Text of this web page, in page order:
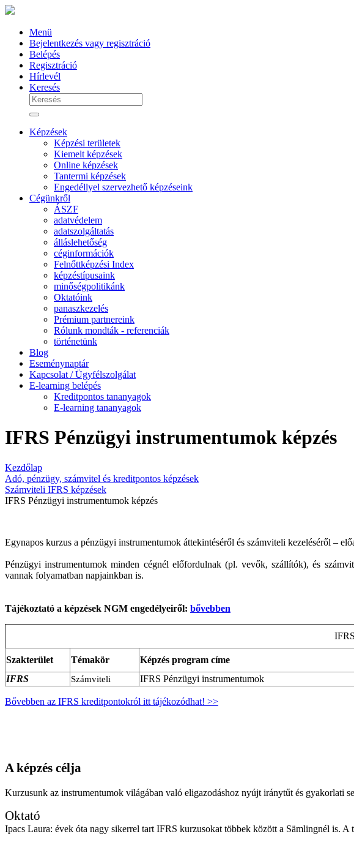
Menü
Bejelentkezés vagy regisztráció
Belépés
Regisztráció
Hírlevél
Keresés
Képzések
Képzési területek
Kiemelt képzések
Online képzések
Tantermi képzések
Engedéllyel szervezhető képzéseink
Cégünkről
ÁSZF
adatvédelem
adatszolgáltatás
álláslehetőség
céginformációk
Felnőttképzési Index
képzéstípusaink
minőségpolitikánk
Oktatóink
panaszkezelés
Prémium partnereink
Rólunk mondták - referenciák
történetünk
Blog
Eseménynaptár
Kapcsolat / Ügyfélszolgálat
E-learning belépés
Kreditpontos tananyagok
E-learning tananyagok
IFRS Pénzügyi instrumentumok képzés
Kezdőlap
Adó, pénzügy, számvitel és kreditpontos képzések
Számviteli IFRS képzések
IFRS Pénzügyi instrumentumok képzés
Egynapos kurzus a pénzügyi instrumentumok áttekintéséről és számviteli kezeléséről –
Pénzügyi instrumentumok minden cégnél előfordulnak (pl. vevők, szállítók), és
vannak folyamatban napjainkban is.
Tájékoztató a képzések NGM engedélyeiről: bővebben
Szakterület Témakör Képzés program címe
IFRS
Számviteli IFRS Pénzügyi instrumentumok
Bővebben az IFRS kreditpontokról itt tájékozódhat! >>
A képzés célja
Kurzusunk az instrumentumok világában való eligazodáshoz nyújt iránytűt és gyakorlati
Oktató
Ipacs Laura: évek óta nagy sikerrel tart IFRS kurzusokat többek között a Sämlingnél is. A